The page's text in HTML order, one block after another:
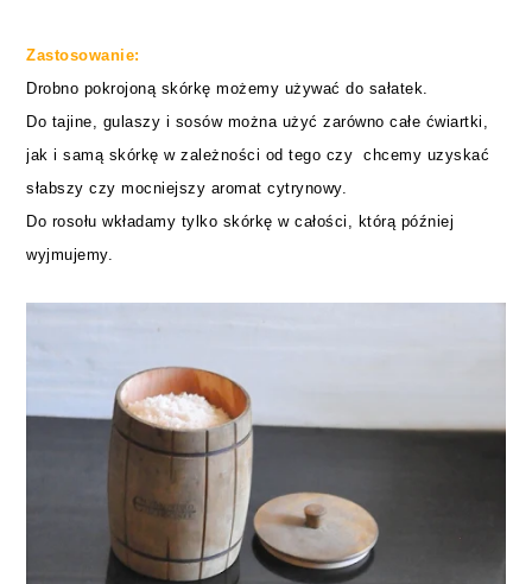
Zastosowanie:
Drobno pokrojoną skórkę możemy używać do sałatek
Do tajine gulaszy i sosówmożna użyć zarówno całe ćwiartki,
jak i samą skórkę w zależności od tego czychcemy uzyskać
słabszy czy mocniejszy aromat cytrynowy.
Do rosołu wkładamy tylko skórkę w całości, którą później
wyjmujemy.